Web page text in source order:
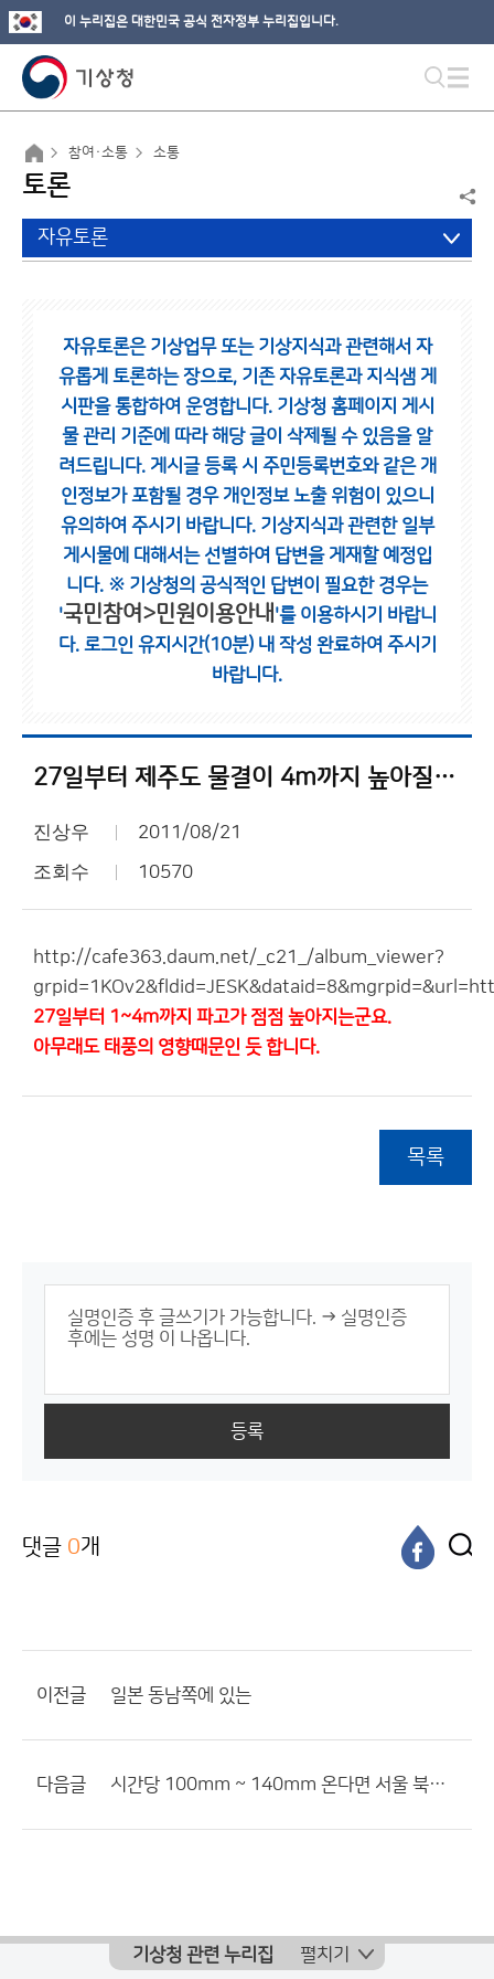
이 누리집은 대한민국 공식 전자정부 누리집입니다.
참여·소통 소통
토론
자유토론
자유토론은 기상업무 또는 기상지식과 관련해서 자
유롭게 토론하는 장으로, 기존 자유토론과 지식샘 게
시판을 통합하여 운영합니다. 기상청 홈페이지 게시
물 관리 기준에 따라 해당 글이 삭제될 수 있음을 알
려드립니다. 게시글 등록 시 주민등록번호와 같은 개
인정보가 포함될 경우 개인정보 노출 위험이 있으니
유의하여 주시기 바랍니다. 기상지식과 관련한 일부
게시물에 대해서는 선별하여 답변을 게재할 예정입
니다. ※ 기상청의 공식적인 답변이 필요한 경우는
'국민참여>민원이용안내 '를 이용하시기 바랍니
다. 로그인 유지시간(10분) 내 작성 완료하여 주시기
바랍니다.
27일부터 제주도 물결이 4m까지 높아질 것이라는 예보
진상우 2011/08/21
조회수 10570
http://cafe363.daum.net/_c21_/album_viewer?
27일부터 1~4m까지 파고가 점점 높아지는군요.
아무래도 태풍의 영향때문인 듯 합니다.
목록
등록
댓글 0개
이전글 일본 동남쪽에 있는
다음글 시간당 100mm ~ 140mm 온다면 서울 북쪽에는 안전하나요?
기상청 관련 누리집 펼치기